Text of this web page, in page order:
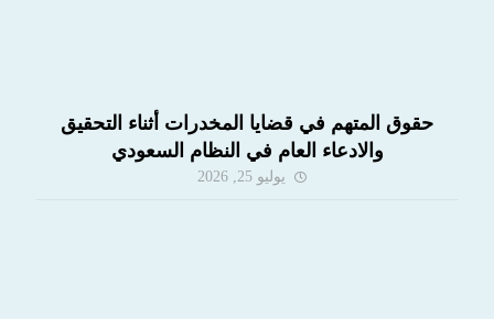
حقوق المتهم في قضايا المخدرات أثناء التحقيق
والادعاء العام في النظام السعودي
يوليو 25, 2026